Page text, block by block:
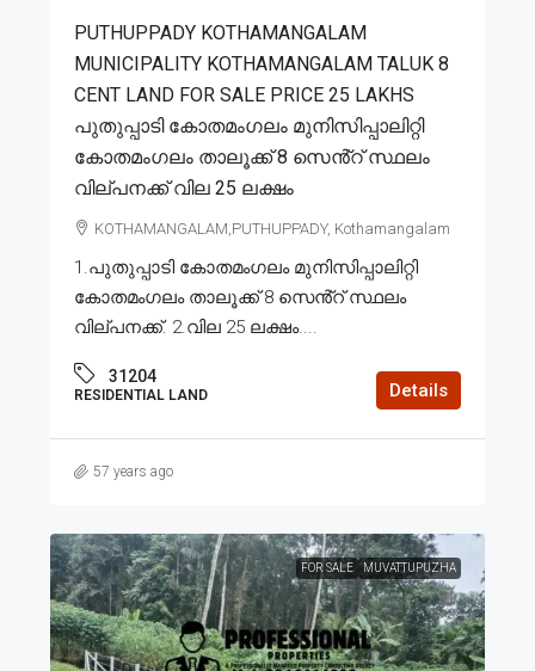
PUTHUPPADY KOTHAMANGALAM
MUNICIPALITY KOTHAMANGALAM TALUK 8
CENT LAND FOR SALE PRICE 25 LAKHS
പുതുപ്പാടി കോതമംഗലം മുനിസിപ്പാലിറ്റി
കോതമംഗലം താലൂക്ക് 8 സെൻ്റ് സ്ഥലം
വില്പനക്ക് വില 25 ലക്ഷം
KOTHAMANGALAM,PUTHUPPADY, Kothamangalam
1.പുതുപ്പാടി കോതമംഗലം മുനിസിപ്പാലിറ്റി
കോതമംഗലം താലൂക്ക് 8 സെൻ്റ് സ്ഥലം
വില്പനക്ക്. 2.വില 25 ലക്ഷം....
31204
RESIDENTIAL LAND Details
57 years ago
FOR SALE MUVATTUPUZHA